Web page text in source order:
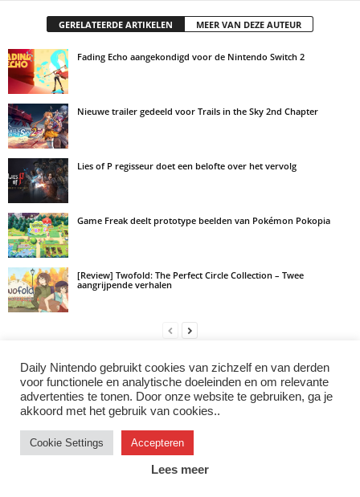
GERELATEERDE ARTIKELEN MEER VAN DEZE AUTEUR
Fading Echo aangekondigd voor de Nintendo Switch 2
Nieuwe trailer gedeeld voor Trails in the Sky 2nd Chapter
Lies of P regisseur doet een belofte over het vervolg
Game Freak deelt prototype beelden van Pokémon Pokopia
[Review] Twofold: The Perfect Circle Collection – Twee
aangrijpende verhalen
LAAT EEN REACTIE ACHTER
Log in om een opmerking achter te laten
Instagram Facebook X/Twitter
Daily Nintendo gebruikt cookies van zichzelf en van derden
voor functionele en analytische doeleinden en om relevante
advertenties te tonen. Door onze website te gebruiken, ga je
akkoord met het gebruik van cookies..
Cookie Settings Accepteren
Lees meer